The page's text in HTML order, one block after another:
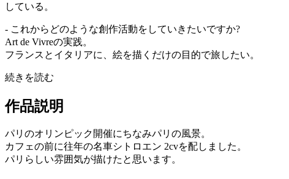
している。
- これからどのような創作活動をしていきたいですか?
Art de Vivreの実践。
フランスとイタリアに、絵を描くだけの目的で旅したい。
続きを読む
作品説明
パリのオリンピック開催にちなみパリの風景。
カフェの前に往年の名車シトロエン 2cvを配しました。
パリらしい雰囲気が描けたと思います。